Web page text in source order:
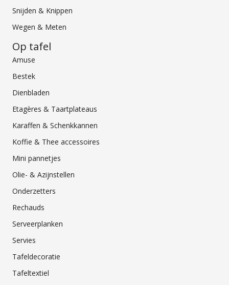
Snijden & Knippen
Wegen & Meten
Op tafel
Amuse
Bestek
Dienbladen
Etagères & Taartplateaus
Karaffen & Schenkkannen
Koffie & Thee accessoires
Mini pannetjes
Olie- & Azijnstellen
Onderzetters
Rechauds
Serveerplanken
Servies
Tafeldecoratie
Tafeltextiel